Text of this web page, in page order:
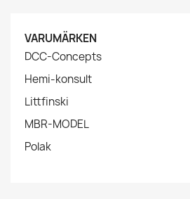
VARUMÄRKEN
DCC-Concepts
Hemi-konsult
Littfinski
MBR-MODEL
Polak